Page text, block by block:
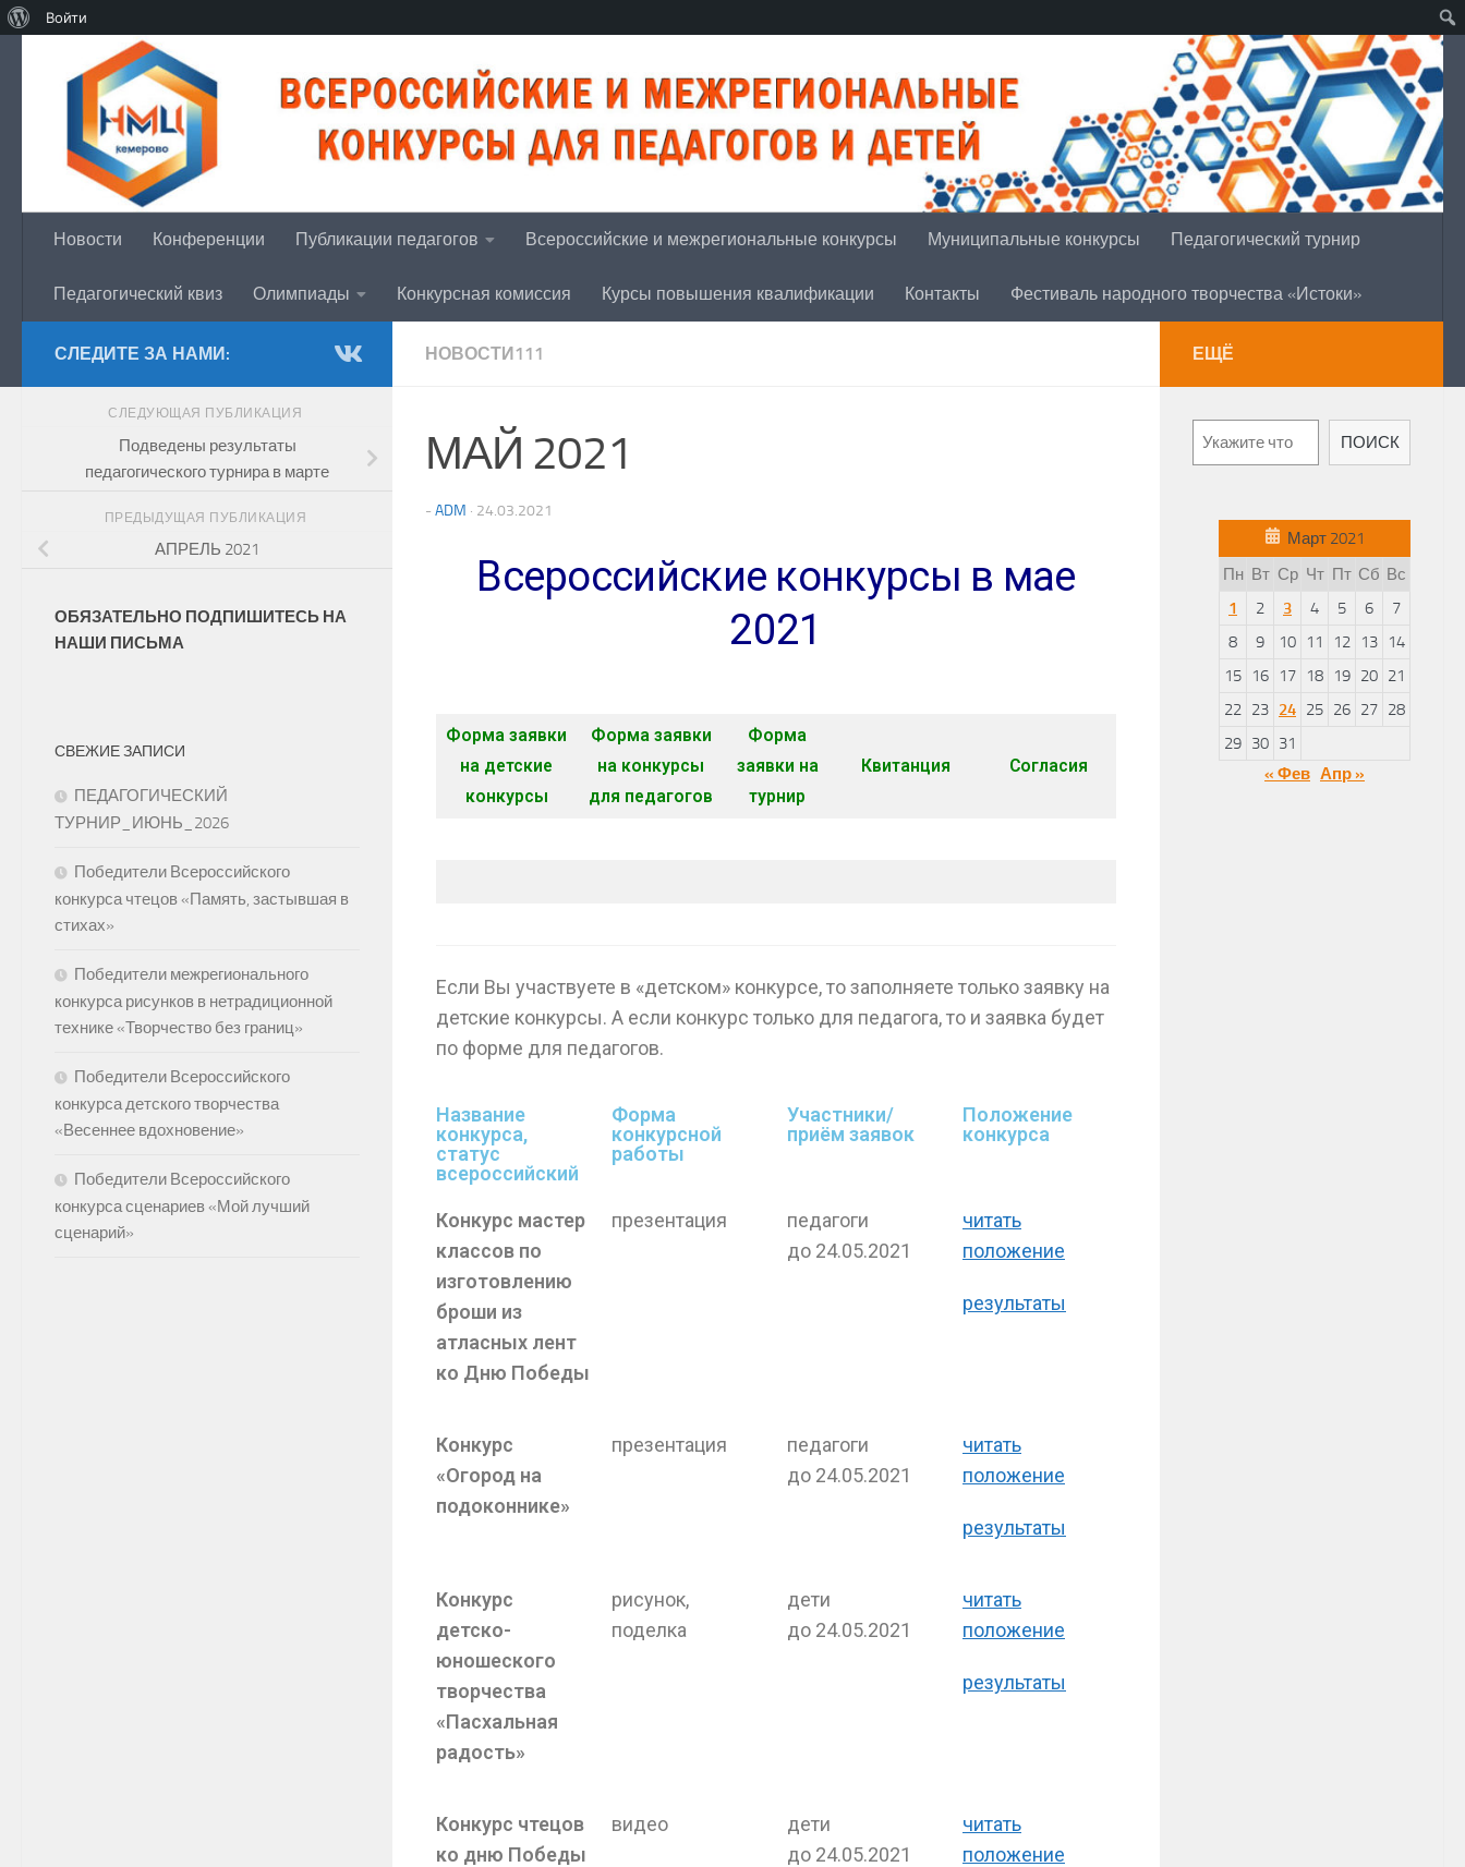
Войти
Перейти к содержимому
Новости Конференции Публикации педагогов Всероссийские и межрегиональные конкурсы Муниципальные конкурсы Педагогический турнир
Педагогический квиз Олимпиады Конкурсная комиссия Курсы повышения квалификации Контакты Фестиваль народного творчества «Истоки»
НОВОСТИ111
МАЙ 2021
- ADM · 24.03.2021
Всероссийские конкурсы в мае
2021
Форма заявки
на детские
конкурсы
Форма заявки
на конкурсы
для педагогов
Форма
заявки на
турнир
Квитанция Согласия
Если Вы участвуете в «детском» конкурсе, то заполняете только заявку на
детские конкурсы. А если конкурс только для педагога, то и заявка будет
по форме для педагогов.
Название
конкурса,
статус
всероссийский
Форма
конкурсной
работы​
Участники/
приём заявок
Положение
конкурса
Конкурс мастер
классов по
изготовлению
броши из
атласных лент
ко Дню Победы
презентация
педагоги
до 24.05.2021
читать
положение
результаты
Конкурс
«Огород на
подоконнике»
презентация
педагоги
до 24.05.2021
читать
положение
результаты
Конкурс
детско-
юношеского
творчества
«Пасхальная
радость»
рисунок,
поделка
дети
до 24.05.2021
читать
положение
результаты
Конкурс чтецов
ко дню Победы
видео
дети
до 24.05.2021
читать
положение
СЛЕДИТЕ ЗА НАМИ:
СЛЕДУЮЩАЯ ПУБЛИКАЦИЯ
Подведены результаты
педагогического турнира в марте
ПРЕДЫДУЩАЯ ПУБЛИКАЦИЯ
АПРЕЛЬ 2021
ОБЯЗАТЕЛЬНО ПОДПИШИТЕСЬ НА
НАШИ ПИСЬМА
СВЕЖИЕ ЗАПИСИ
ПЕДАГОГИЧЕСКИЙ
ТУРНИР_ИЮНЬ_2026
Победители Всероссийского
конкурса чтецов «Память, застывшая в
стихах»
Победители межрегионального
конкурса рисунков в нетрадиционной
технике «Творчество без границ»
Победители Всероссийского
конкурса детского творчества
«Весеннее вдохновение»
Победители Всероссийского
конкурса сценариев «Мой лучший
сценарий»
ЕЩЁ
ПОИСК
Март 2021
Пн Вт Ср Чт Пт Сб Вс
1
2 3 4 5 6
7
8
9 10 11 12 13
14
15
16 17 18 19 20 21
22 23 24 25 26 27 28
29 30 31
« Фев Апр »